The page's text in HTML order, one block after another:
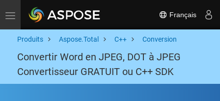
Toggle navigation Français
Produits Aspose.Total C++ Conversion
Convertir Word en JPEG, DOT à JPEG
Convertisseur GRATUIT ou C++ SDK